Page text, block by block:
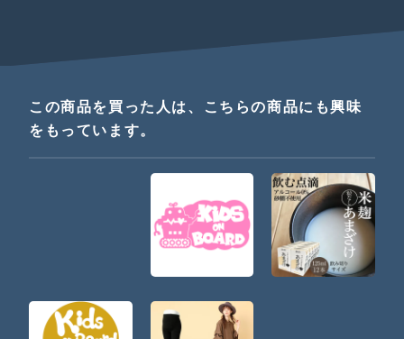
この商品を買った人は、こちらの商品にも興味
をもっています。